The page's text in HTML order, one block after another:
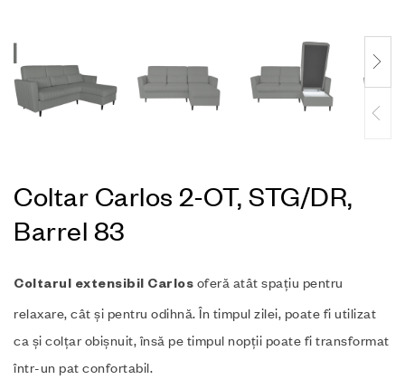
Coltar Carlos 2-OT, STG/DR,
Barrel 83
Coltarul extensibil Carlos oferă atât spațiu pentru
relaxare, cât și pentru odihnă. În timpul zilei, poate fi utilizat
ca și colțar obișnuit, însă pe timpul nopții poate fi transformat
într-un pat confortabil.